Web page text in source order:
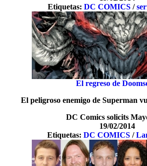
Etiquetas: DC COMICS /
El regreso de
El peligroso enemigo de Superman
DC Comics solicits
19/02/2014
Etiquetas: DC COMICS /